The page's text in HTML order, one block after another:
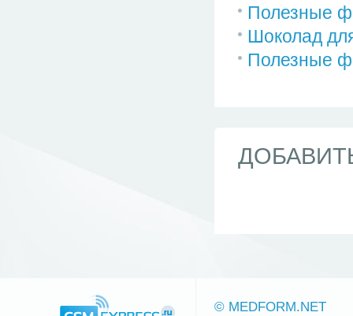
Полезные
Шоколад
Полезные
© MEDFORM.NET